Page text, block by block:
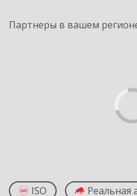
Партнеры в вашем
ISO Реальная